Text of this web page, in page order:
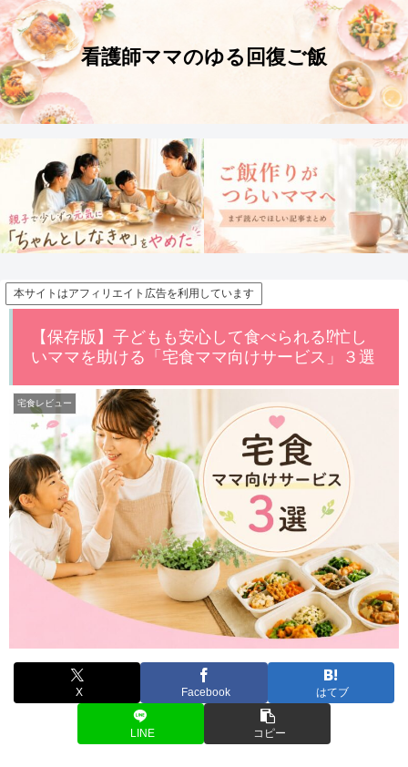
本サイトはアフィリエイト広告を利用しています
【保存版】子どもも安心して食べられる⁉忙し
いママを助ける「宅食ママ向けサービス」３選
宅食レビュー
X Facebook はてブ
LINE コピー